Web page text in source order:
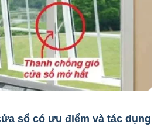
sổ có ưu điểm và tác dụng